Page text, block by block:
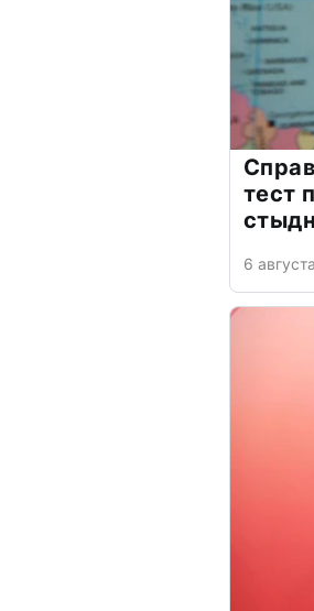
тест
6 августа